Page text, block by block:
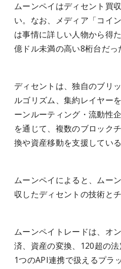
ムーンペイはディセント買
い。なお、メディア「コイ
は事情に詳しい人物から得
億ドル未満の高い8桁台だっ
ディセントは、独自のブリ
ルゴリズム、集約レイヤー
ーンルーティング・流動性
を通じて、複数のブロック
換や資産移動を支援している
ムーンペイによると、ムー
収したディセントの技術と
ムーンペイトレードは、オ
済、資産の変換、120超の法
1つのAPI連携で扱えるプラ